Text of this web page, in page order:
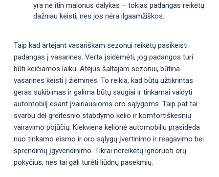
yra ne itin malonus dalykas – tokias padangas reikėtų
dažniau keisti, nes jos nėra ilgaamžiškos.
Taip kad artėjant vasariškam sezonui reikėtų pasikeisti
padangas į vasarines. Verta įsidėmėti, jog padangos turi
būti keičiamos laiku. Atėjus šaltajam sezonui, būtina
vasarines keisti į žiemines. To reikia, kad būtų užtikrintas
geras sukibimas ir galima būtų saugiai ir tinkamai valdyti
automobilį esant įvairiausioms oro sąlygoms. Taip pat tai
svarbu dėl greitesnio stabdymo kelio ir komfortiškesnių
vairavimo pojūčių. Kiekviena kelionė automobiliu prasideda
nuo tinkamo eismo ir oro sąlygų įvertinimo ir reagavimo bei
sprendimų įgyvendinimo. Tikrai nereikėtų ignoruoti orų
pokyčius, nes tai gali turėti liūdnų pasekmių.